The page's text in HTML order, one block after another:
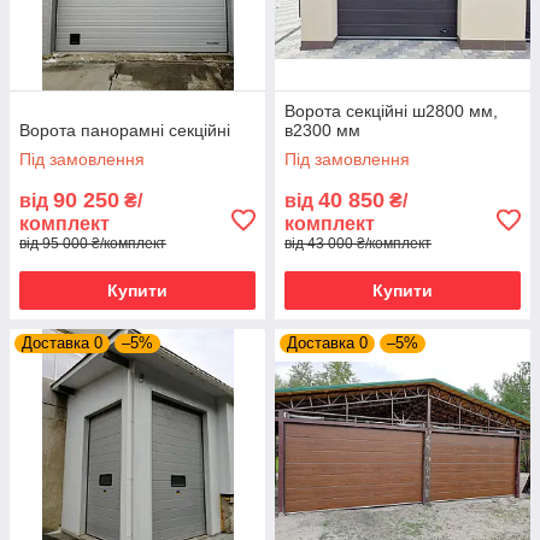
Наші переваги
ключ" в Харкові: повний пакет послуг за
одну оплату.
Всі роботи по установці воріт у Харкові
захищені гарантією на монтаж на 24
місяці.
Організуємо виробництво готових воріт
за Вашими замірами і відправимо в
будь-яке місто України.
Ворота панорамні секційні
Під замовлення
від 90 250 ₴/
комплект
від 95 000 ₴/комплект
Купити
Ворота секційні ш2800 мм,
в2300 мм
Під замовлення
від 40 850 ₴/
комплект
від 43 000 ₴/комплект
Купити
Доставка 0 –5% Доставка 0 –5%